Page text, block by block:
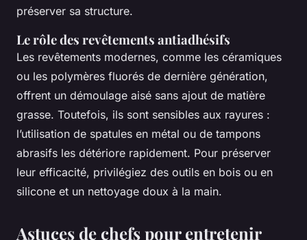
préserver sa structure.
Le rôle des revêtements antiadhésifs
Les revêtements modernes, comme les céramiques
ou les polymères fluorés de dernière génération,
offrent un démoulage aisé sans ajout de matière
grasse. Toutefois, ils sont sensibles aux rayures :
l’utilisation de spatules en métal ou de tampons
abrasifs les détériore rapidement. Pour préserver
leur efficacité, privilégiez des outils en bois ou en
silicone et un nettoyage doux à la main.
Astuces de chefs pour entretenir